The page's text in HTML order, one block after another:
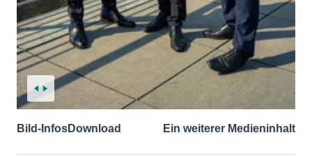
Bild-InfosDownload Ein weiterer Medieninhalt